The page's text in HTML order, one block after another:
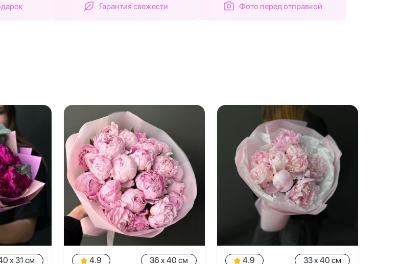
Гарантия свежести Фото перед отправкой
x 31 см
4.9
36 x 40 см
4.9
33 x 40 см